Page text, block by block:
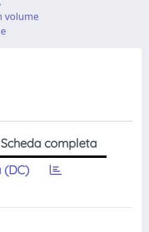
volume
Scheda completa
(DC)